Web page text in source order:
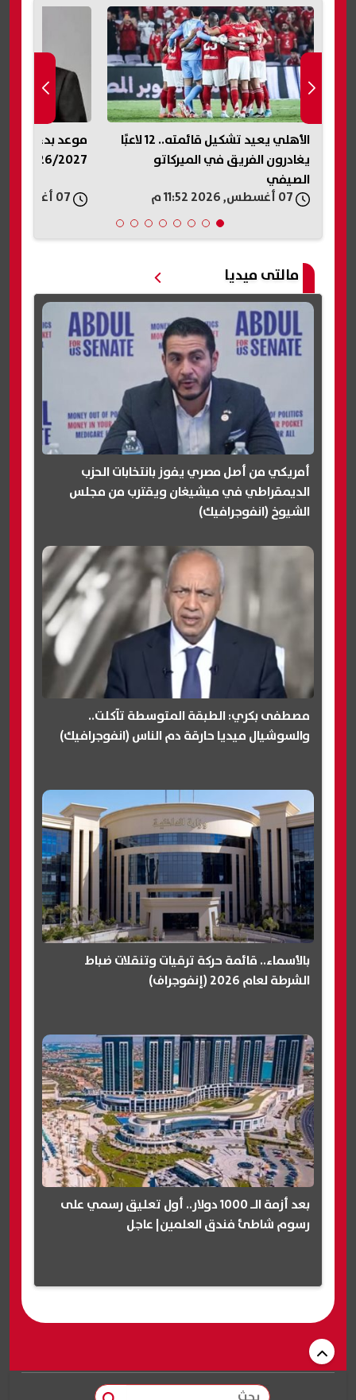
موعد بدء العام الدراسى الجديد
2026/2027.. الخريطة الزمنية
خطوات إضافة
مالتى ميديا
أمريكي من أصل مصري يفوز بانتخابات الحزب
الديمقراطي في ميشيغان ويقترب من مجلس
الشيوخ (انفوجرافيك)
مصطفى بكري: الطبقة المتوسطة تآكلت..
والسوشيال ميديا حارقة دم الناس (انفوجرافيك)
بالأسماء.. قائمة حركة ترقيات وتنقلات ضباط
الشرطة لعام 2026 (إنفوجراف)
بعد أزمة الـ 1000 دولار.. أول تعليق رسمي على
رسوم شاطئ فندق العلمين| عاجل